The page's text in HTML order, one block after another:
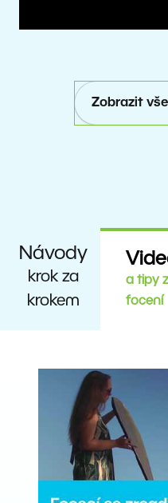
Zobrazit
Návody
krok za
krokem
a tipy
focení